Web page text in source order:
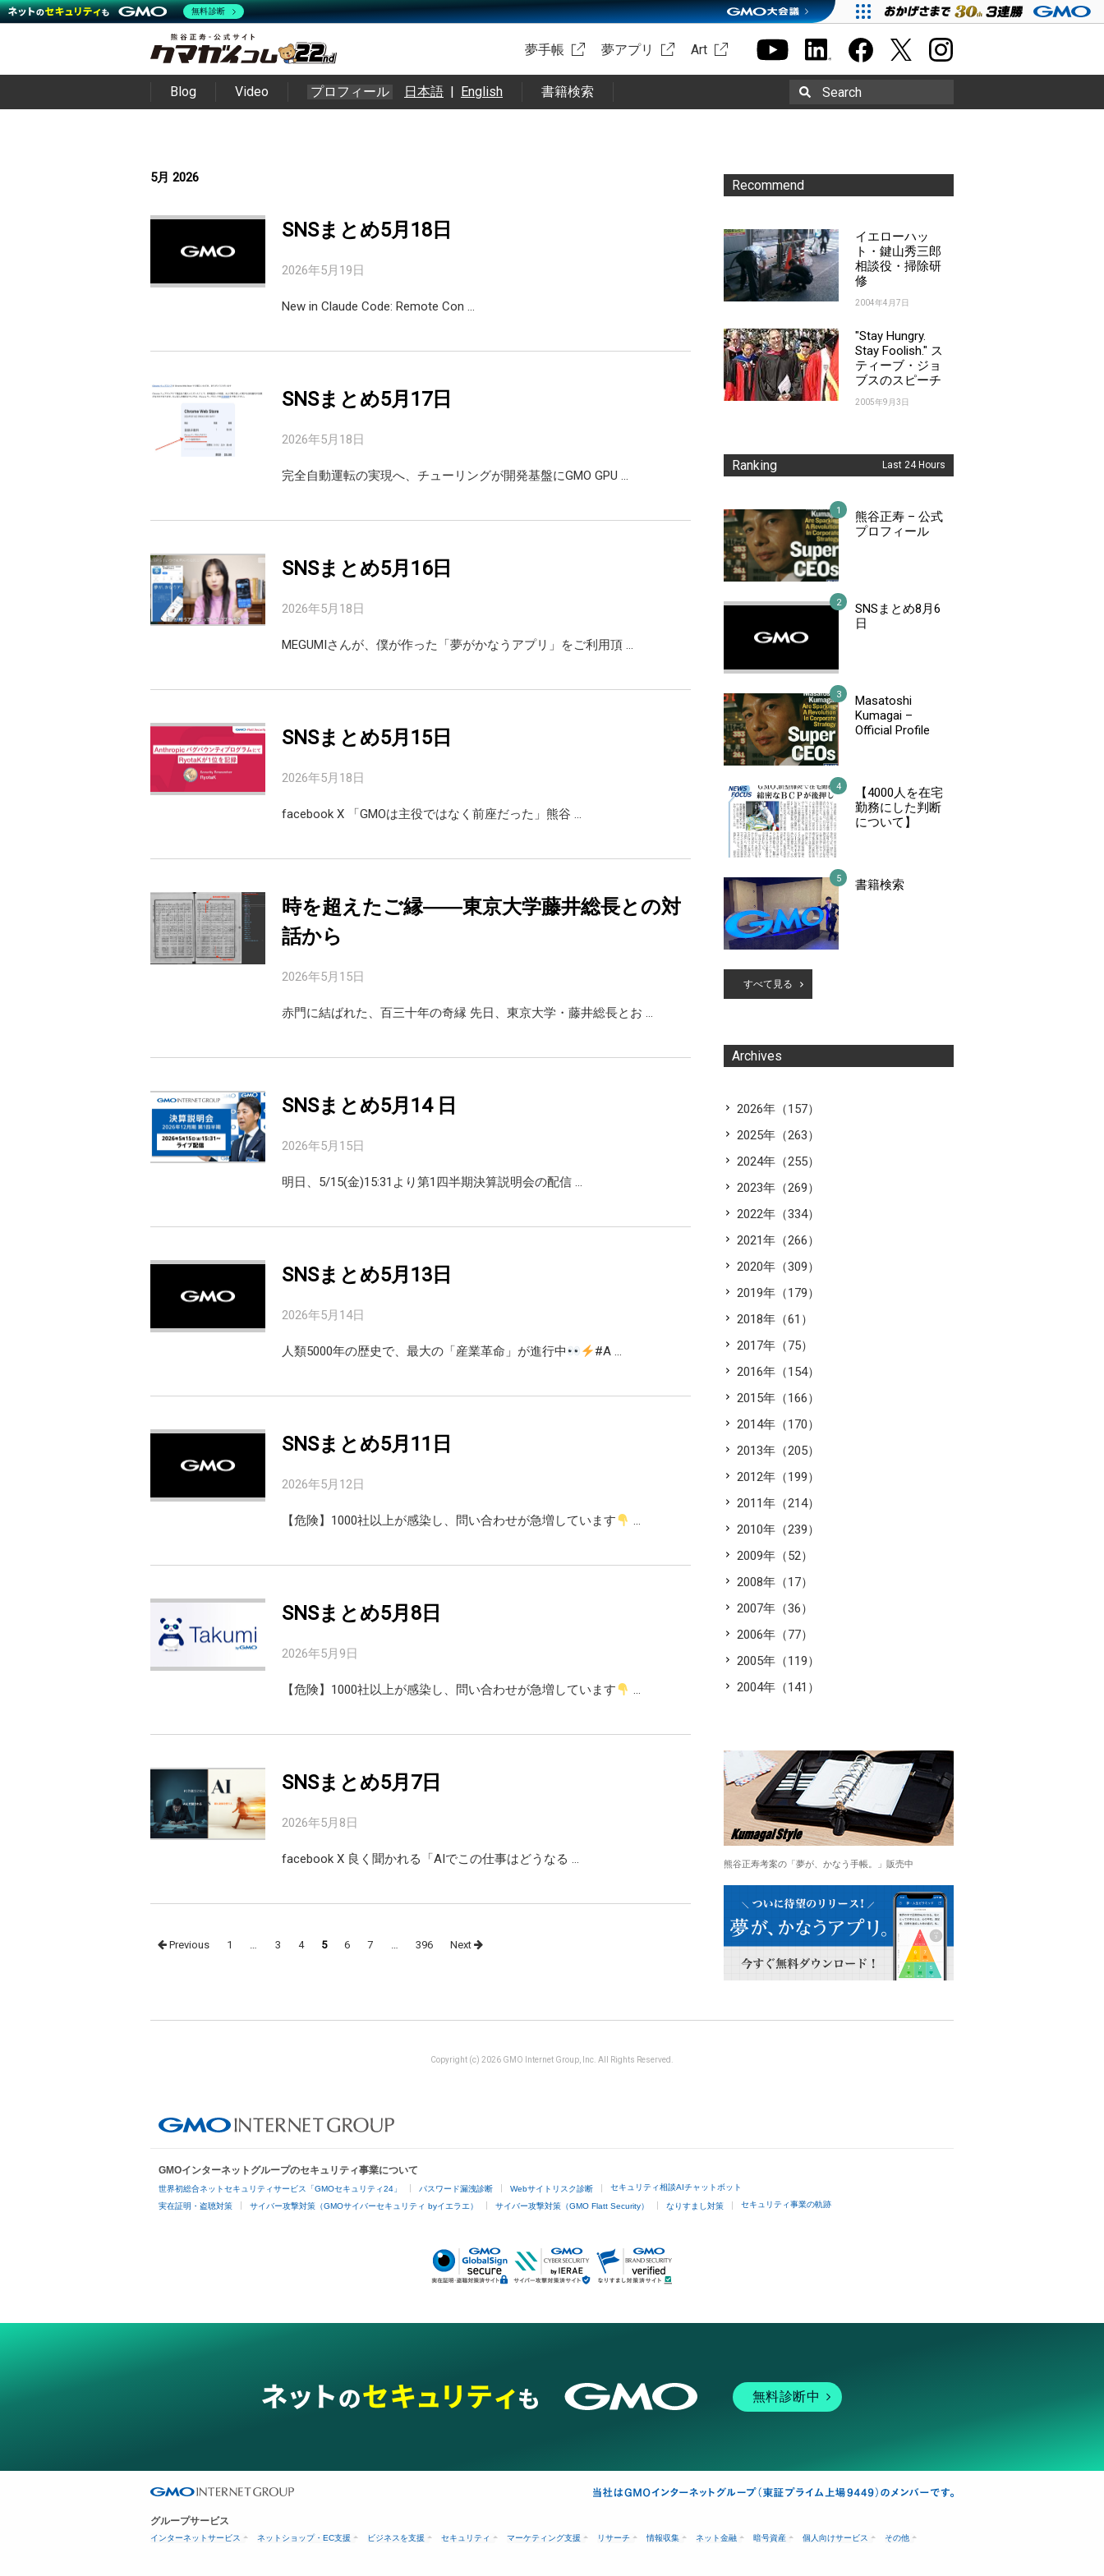
夢手帳 夢アプリ Art
Blog Video プロフィール 日本語 | English 書籍検索 Search
5月 2026
SNSまとめ5月18日
2026年5月19日
New in Claude Code: Remote Con …
SNSまとめ5月17日
2026年5月18日
完全自動運転の実現へ、チューリングが開発基盤にGMO GPU …
SNSまとめ5月16日
2026年5月18日
MEGUMIさんが、僕が作った「夢がかなうアプリ」をご利用頂 …
SNSまとめ5月15日
2026年5月18日
facebook X 「GMOは主役ではなく前座だった」熊谷 …
時を超えたご縁――東京大学藤井総長との対
話から
2026年5月15日
赤門に結ばれた、百三十年の奇縁 先日、東京大学・藤井総長とお …
SNSまとめ5月14 日
2026年5月15日
明日、5/15(金)15:31より第1四半期決算説明会の配信 …
SNSまとめ5月13日
2026年5月14日
人類5000年の歴史で、最大の「産業革命」が進行中 #A …
SNSまとめ5月11日
2026年5月12日
【危険】1000社以上が感染し、問い合わせが急増しています …
SNSまとめ5月8日
2026年5月9日
【危険】1000社以上が感染し、問い合わせが急増しています …
SNSまとめ5月7日
2026年5月8日
facebook X 良く聞かれる「AIでこの仕事はどうなる …
PostsPrevious 1 … 3 4 5 6 7 … 396 Next
Recommend
イエローハッ
ト・鍵山秀三郎
相談役・掃除研
修
2004年4月7日
"Stay Hungry.
Stay Foolish." ス
ティーブ・ジョ
ブスのスピーチ
2005年9月3日
Ranking Last 24 Hours
熊谷正寿 – 公式
プロフィール
SNSまとめ8月6
日
Masatoshi
Kumagai –
Official Profile
【4000人を在宅
勤務にした判断
について】
書籍検索
すべて見る
Archives
2026年（157）
2025年（263）
2024年（255）
2023年（269）
2022年（334）
2021年（266）
2020年（309）
2019年（179）
2018年（61）
2017年（75）
2016年（154）
2015年（166）
2014年（170）
2013年（205）
2012年（199）
2011年（214）
2010年（239）
2009年（52）
2008年（17）
2007年（36）
2006年（77）
2005年（119）
2004年（141）
熊谷正寿考案の「夢が、かなう手帳。」販売中
Copyright (c) 2026 GMO Internet Group, Inc. All Rights Reserved.
GMOインターネットグループのセキュリティ事業について
世界初総合ネットセキュリティサービス「GMOセキュリティ24」 パスワード漏洩診断 Webサイトリスク診断 セキュリティ相談AIチャットボット
実在証明・盗聴対策 サイバー攻撃対策（GMOサイバーセキュリティ byイエラエ） サイバー攻撃対策（GMO Flatt Security） なりすまし対策 セキュリティ事業の軌跡
無料診断中
グループサービス
インターネットサービス ネットショップ・EC支援 ビジネスを支援 セキュリティ マーケティング支援 リサーチ 情報収集 ネット金融 暗号資産 個人向けサービス その他
無料診断